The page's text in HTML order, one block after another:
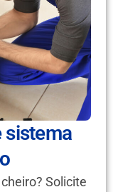
sistema
Solicite